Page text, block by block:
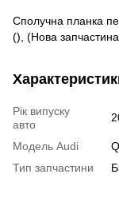
Сполучна планка
(), (Нова
Рік випуску
авто
Модель Audi
Тип запчастини